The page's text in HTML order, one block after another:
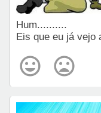
Hum..........
Eis que eu já vejo